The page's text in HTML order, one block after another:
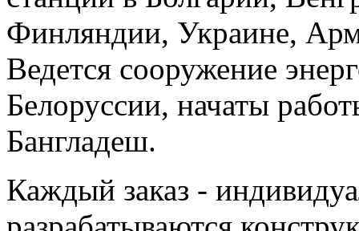
Финляндии, Украине,
Ведется сооружение
Белоруссии, начаты
Бангладеш.
Каждый заказ -